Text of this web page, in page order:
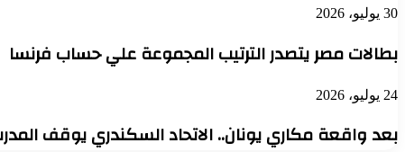
30 يوليو، 2026
بطالات مصر يتصدر الترتيب المجموعة علي حساب فرنسا
24 يوليو، 2026
بعد واقعة مكاري يونان.. الاتحاد السكندري يوقف المدرب